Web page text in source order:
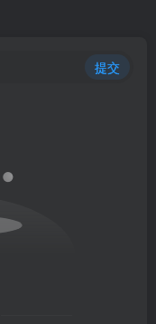
提交